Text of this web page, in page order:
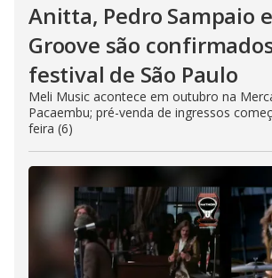
Anitta, Pedro Sampaio
Groove são
festival de São Paulo
Meli Music acontece em outubro na
Pacaembu; pré-venda de ingressos
feira (6)